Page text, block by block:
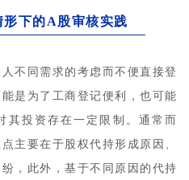
下的A股审核实践
不同需求的考虑而不便直接登
是为了工商登记便利，也可能
其投资存在一定限制。通常而
主要在于股权代持形成原因、
，此外，基于不同原因的代持